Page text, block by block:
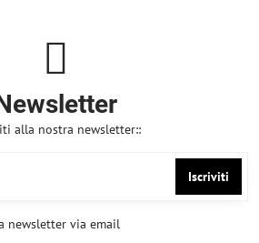
alla nostra newsletter::
Iscriviti
newsletter via email